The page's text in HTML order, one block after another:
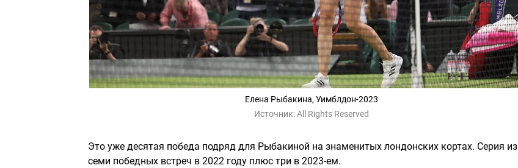
Елена Рыбакина, Уимблдон-2023
Источник:All Rights Reserved
Это уже десятая победа подряд для Рыбакиной на знаменитых лондонских кортах. Серия из
семи победных встреч в 2022 году плюс три в 2023-ем.